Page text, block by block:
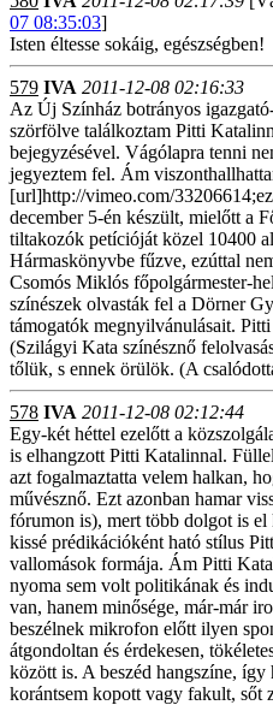
07 08:35:03]
Isten éltesse sokáig, egészségben!
579 IVA 2011-12-08 02:16:33
Az Új Színház botrányos
szörfölve találkoztam Pitti
bejegyzésével. Vágólapra tenni
jegyeztem fel. Ám
[url]http://vimeo.com/
december 5-én készült, mielőtt a
tiltakozók petícióját közel 10400
Hármaskönyvbe fűzve, ezúttal
Csomós Miklós főpolgármester-
színészek olvasták fel a Dörner
támogatók megnyilvánulásait.
(Szilágyi Kata színésznő
tőlük, s ennek örülök. (A
578 IVA 2011-12-08 02:12:44
Egy-két héttel ezelőtt a
is elhangzott Pitti Katalinnal.
azt fogalmaztatta velem halkan,
művésznő. Ezt azonban hamar
fórumon is), mert több dolgot is
kissé prédikációként ható stílus
vallomások formája. Ám Pitti
nyoma sem volt politikának és
van, hanem minősége, már-már
beszélnek mikrofon előtt ilyen
átgondoltan és érdekesen,
között is. A beszéd hangszíne,
korántsem kopott vagy fakult, sőt